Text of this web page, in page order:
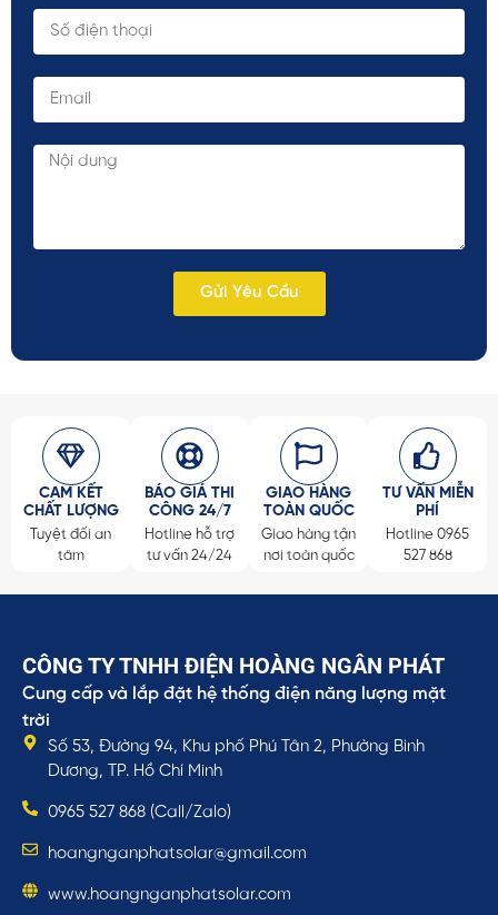
Gửi Yêu Cầu
CAM KẾT
CHẤT LƯỢNG
Tuyệt đối an
tâm
BÁO GIÁ THI
CÔNG 24/7
Hotline hỗ trợ
tư vấn 24/24
GIAO HÀNG
TOÀN QUỐC
Giao hàng tận
nơi toàn quốc
TƯ VẤN MIỄN
PHÍ
Hotline 0965
527 868
CÔNG TY TNHH ĐIỆN HOÀNG NGÂN PHÁT
Cung cấp và lắp đặt hệ thống điện năng lượng mặt
trời
Số 53, Đường 94, Khu phố Phú Tân 2, Phường Bình
Dương, TP. Hồ Chí Minh
0965 527 868 (Call/Zalo)
hoangnganphatsolar@gmail.com
www.hoangnganphatsolar.com